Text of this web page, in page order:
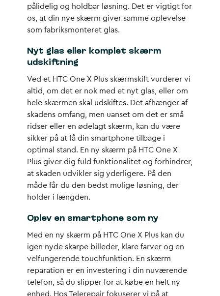
pålidelig og holdbar løsning. Det er vigtigt for
os, at din nye skærm giver samme oplevelse
som fabriksmonteret glas.
Nyt glas eller komplet skærm
udskiftning
Ved et HTC One X Plus skærmskift vurderer vi
altid, om det er nok med et nyt glas, eller om
hele skærmen skal udskiftes. Det afhænger af
skadens omfang, men uanset om det er små
ridser eller en ødelagt skærm, kan du være
sikker på at få din smartphone tilbage i
optimal stand. En ny skærm på HTC One X
Plus giver dig fuld funktionalitet og forhindrer,
at skaden udvikler sig yderligere. På den
måde får du den bedst mulige løsning, der
holder i længden.
Oplev en smartphone som ny
Med en ny skærm på HTC One X Plus kan du
igen nyde skarpe billeder, klare farver og en
velfungerende touchfunktion. En skærm
reparation er en investering i din nuværende
telefon, så du slipper for at købe en helt ny
enhed. Hos Telerepair fokuserer vi på at